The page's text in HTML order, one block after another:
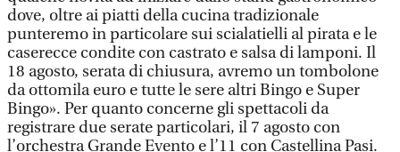
dove, oltre ai piatti della cucina tradizionale
punteremo in particolare sui scialatielli al pirata e le
caserecce condite con castrato e salsa di lamponi. Il
18 agosto, serata di chiusura, avremo un tombolone
da ottomila euro e tutte le sere altri Bingo e Super
Bingo». Per quanto concerne gli spettacoli da
registrare due serate particolari, il 7 agosto con
l’orchestra Grande Evento e l’11 con Castellina Pasi.